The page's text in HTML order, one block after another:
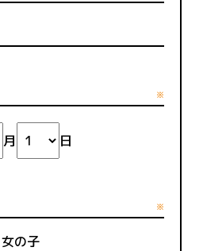
※
月 日
※
女の子